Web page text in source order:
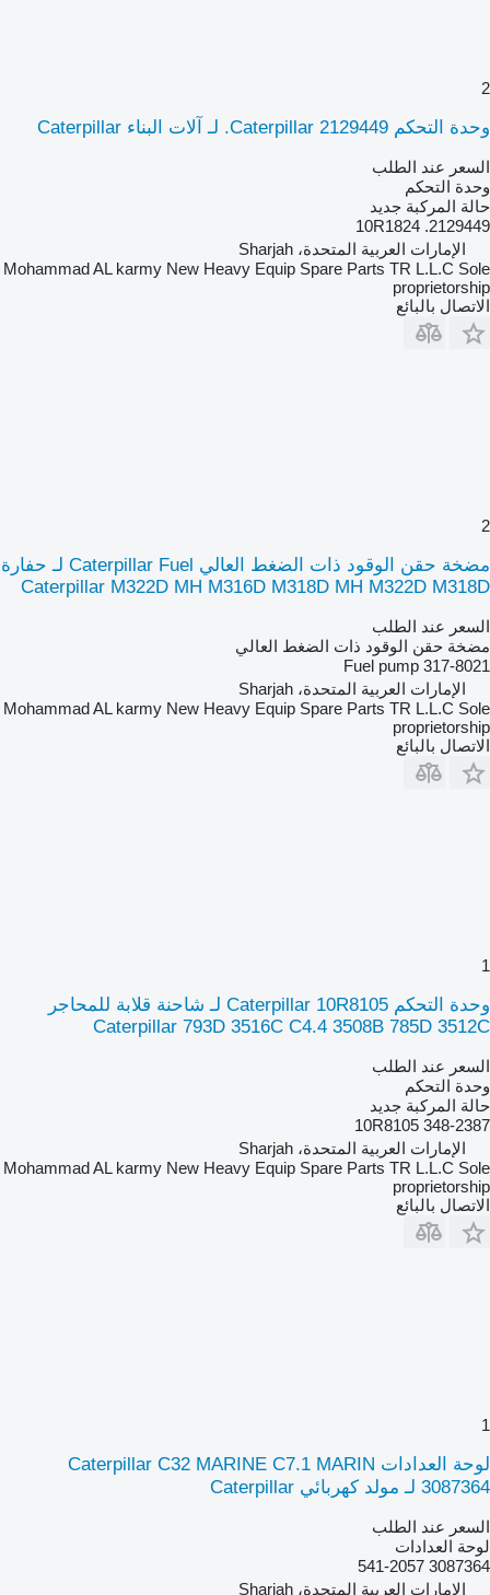
2
وحدة التحكم Caterpillar 2129449. لـ آلات البناء Caterpillar
السعر عند الطلب
وحدة التحكم
حالة المركبة جديد
2129449. 10R1824
الإمارات العربية المتحدة، Sharjah
Mohammad AL karmy New Heavy Equip Spare Parts TR L.L.C Sole
proprietorship
الاتصال بالبائع
2
مضخة حقن الوقود ذات الضغط العالي Caterpillar Fuel لـ حفارة
Caterpillar M322D MH M316D M318D MH M322D M318D
السعر عند الطلب
مضخة حقن الوقود ذات الضغط العالي
Fuel pump 317-8021
الإمارات العربية المتحدة، Sharjah
Mohammad AL karmy New Heavy Equip Spare Parts TR L.L.C Sole
proprietorship
الاتصال بالبائع
1
وحدة التحكم Caterpillar 10R8105 لـ شاحنة قلابة للمحاجر
Caterpillar 793D 3516C C4.4 3508B 785D 3512C
السعر عند الطلب
وحدة التحكم
حالة المركبة جديد
10R8105 348-2387
الإمارات العربية المتحدة، Sharjah
Mohammad AL karmy New Heavy Equip Spare Parts TR L.L.C Sole
proprietorship
الاتصال بالبائع
1
لوحة العدادات Caterpillar C32 MARINE C7.1 MARIN
3087364 لـ مولد كهربائي Caterpillar
السعر عند الطلب
لوحة العدادات
3087364 541-2057
الإمارات العربية المتحدة، Sharjah